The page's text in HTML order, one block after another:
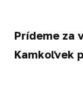
Prídeme za
Kamkoľvek